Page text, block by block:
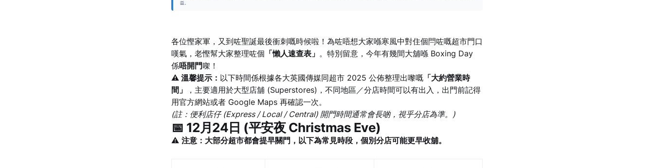
益。
各位慳家軍，又到咗聖誕最後衝刺嘅時候啦！為咗唔想大家喺寒風中對住個閂咗嘅超市門口
嘆氣，老慳幫大家整理咗個 「懶人速查表」 。特別留意，今年有幾間大舖喺 Boxing Day
係唔開門㗎！
⚠️ 溫馨提示： 以下時間係根據各大英國傳媒同超市 2025 公佈整理出嚟嘅 「大約營業時
間」
，主要適用於大型店舖 (Superstores)，不同地區／分店時間可以有出入，出門前記得
用官方網站或者 Google Maps 再確認一次。
(註：便利店仔 (Express / Local / Central) 開門時間通常會長啲，視乎分店為準。)
📅 12月24日 (平安夜 Christmas Eve)
⚠️ 注意：大部分超市都會提早關門，以下為常見時段，個別分店可能更早收舖。